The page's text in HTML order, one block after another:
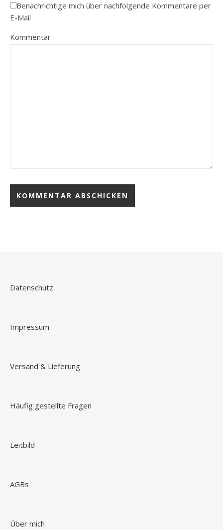
Benachrichtige mich über nachfolgende Kommentare per
E-Mail
Kommentar
Datenschutz
Impressum
Versand & Lieferung
Häufig gestellte Fragen
Leitbild
AGBs
Über mich